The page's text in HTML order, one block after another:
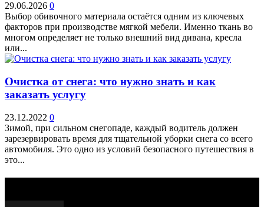
29.06.2026 0
Выбор обивочного материала остаётся одним из ключевых
факторов при производстве мягкой мебели. Именно ткань во
многом определяет не только внешний вид дивана, кресла
или...
Очистка от снега: что нужно знать и как
заказать услугу
23.12.2022 0
Зимой, при сильном снегопаде, каждый водитель должен
зарезервировать время для тщательной уборки снега со всего
автомобиля. Это одно из условий безопасного путешествия в
это...